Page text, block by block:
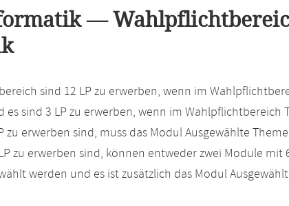
—
sind 12 LP zu erwerben, wenn im
es sind 3 LP zu erwerben, wenn im
zu erwerben sind, muss das Modul Ausgewählte
zu erwerben sind, können entweder zwei Module mit
werden und es ist zusätzlich das Modul